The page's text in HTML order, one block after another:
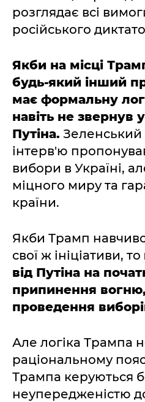
розглядає всі
російського
Якби на місці
будь-який інший
має формальну
навіть не звернув
Путіна. Зеленський
інтерв'ю
вибори в Україні,
міцного миру та
країни.
Якби Трамп
свої ж ініціативи, то
від Путіна на
припинення
проведення
Але логіка Трампа
раціональному
Трампа керуються
неупередженістю до